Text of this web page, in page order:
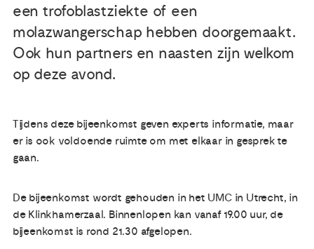
Agenda
Publicaties
Over ons
Contact
een trofoblastziekte of een
molazwangerschap hebben doorgemaakt.
Ook hun partners en naasten zijn welkom
op deze avond.
Tijdens deze bijeenkomst geven experts informatie, maar
er is ook voldoende ruimte om met elkaar in gesprek te
gaan.
De bijeenkomst wordt gehouden in het UMC in Utrecht, in
de Klinkhamerzaal. Binnenlopen kan vanaf 19.00 uur, de
bijeenkomst is rond 21.30 afgelopen.